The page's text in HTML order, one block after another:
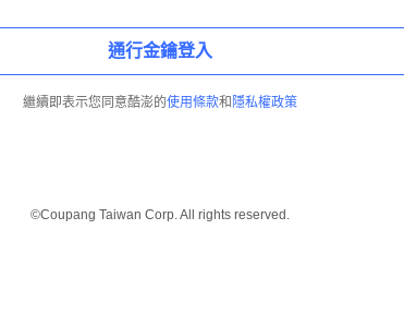
通行金鑰登入
繼續即表示您同意酷澎的使用條款和 隱私權政策
©Coupang Taiwan Corp. All rights reserved.